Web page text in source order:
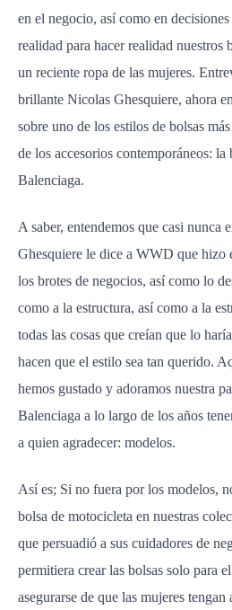
en el negocio, así como en
realidad para hacer realidad nuestros
un reciente ropa de las mujeres.
brillante Nicolas Ghesquiere, ahora
sobre uno de los estilos de bolsas
de los accesorios contemporáneos: la
Balenciaga.
A saber, entendemos que casi nunca
Ghesquiere le dice a WWD que hizo
los brotes de negocios, así como lo
como a la estructura, así como a la
todas las cosas que creían que lo
hacen que el estilo sea tan querido.
hemos gustado y adoramos nuestra
Balenciaga a lo largo de los años
a quien agradecer: modelos.
Así es; Si no fuera por los modelos,
bolsa de motocicleta en nuestras
que persuadió a sus cuidadores de
permitiera crear las bolsas solo para
asegurarse de que las mujeres